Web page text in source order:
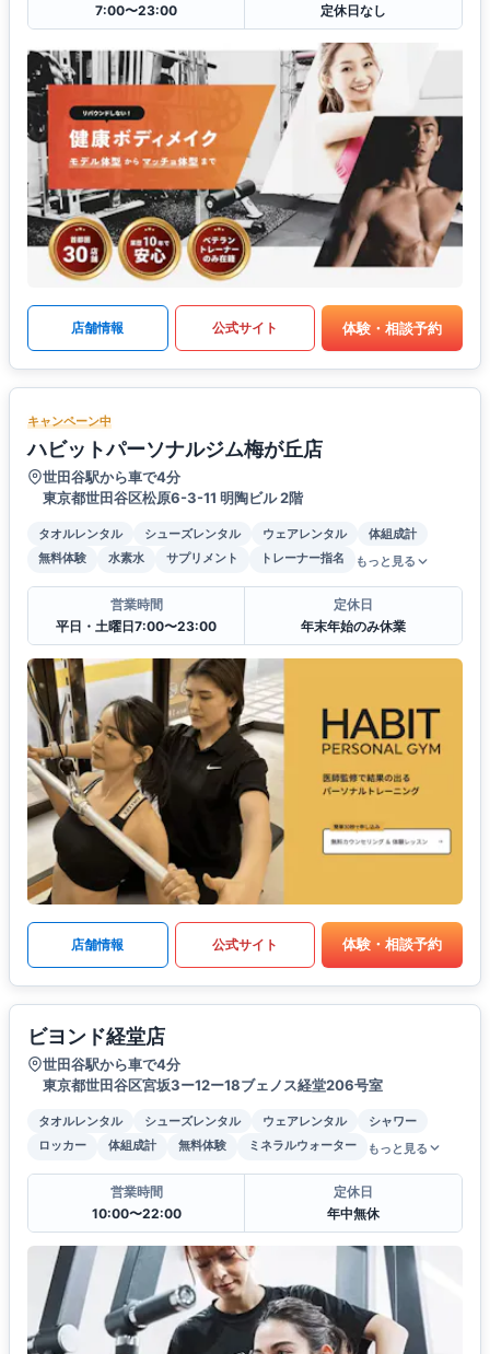
7:00〜23:00
定休日なし
店舗情報 公式サイト 体験・相談予約
キャンペーン中
ハビットパーソナルジム梅が丘店
世田谷駅から車で4分
東京都世田谷区松原6-3-11 明陶ビル 2階
タオルレンタル シューズレンタル ウェアレンタル
体組成計
無料体験
水素水 サプリメント トレーナー指名 もっと見る
営業時間
平日・土曜日7:00〜23:00
定休日
年末年始のみ休業
店舗情報 公式サイト 体験・相談予約
ビヨンド経堂店
世田谷駅から車で4分
東京都世田谷区宮坂3ー12ー18ブェノス経堂206号室
タオルレンタル シューズレンタル ウェアレンタル
シャワー
ロッカー
体組成計 無料体験 ミネラルウォーター もっと見る
営業時間
10:00〜22:00
定休日
年中無休